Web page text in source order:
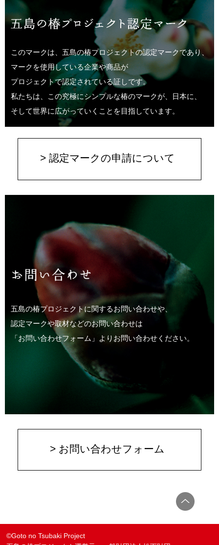
このマークは、五島の椿プロジェクトの認定マークであり、
マークを使用している企業や商品が
プロジェクトで認定されている証しです。
私たちは、この究極にシンプルな椿のマークが、日本に、
そして世界に広がっていくことを目指しています。
> 認定マークの申請について
五島の椿プロジェクトに関するお問い合わせや、
認定マークや取材などのお問い合わせは
「お問い合わせフォーム」よりお問い合わせください。
> お問い合わせフォーム
©Goto no Tsubaki Project